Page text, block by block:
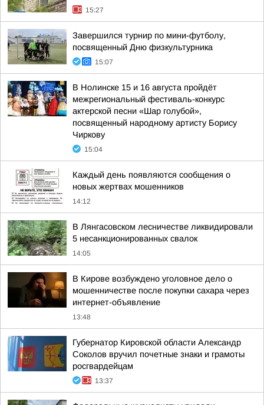
15:27
Завершился турнир по мини-футболу,
посвященный Дню физкультурника
15:07
В Нолинске 15 и 16 августа пройдёт
межрегиональный фестиваль-конкурс
актерской песни «Шар голубой»,
посвященный народному артисту Борису
Чиркову
15:04
Каждый день появляются сообщения о
новых жертвах мошенников
14:12
В Лянгасовском лесничестве ликвидировали
5 несанкционированных свалок
14:05
В Кирове возбуждено уголовное дело о
мошенничестве после покупки сахара через
интернет-объявление
13:48
Губернатор Кировской области Александр
Соколов вручил почетные знаки и грамоты
росгвардейцам
13:37